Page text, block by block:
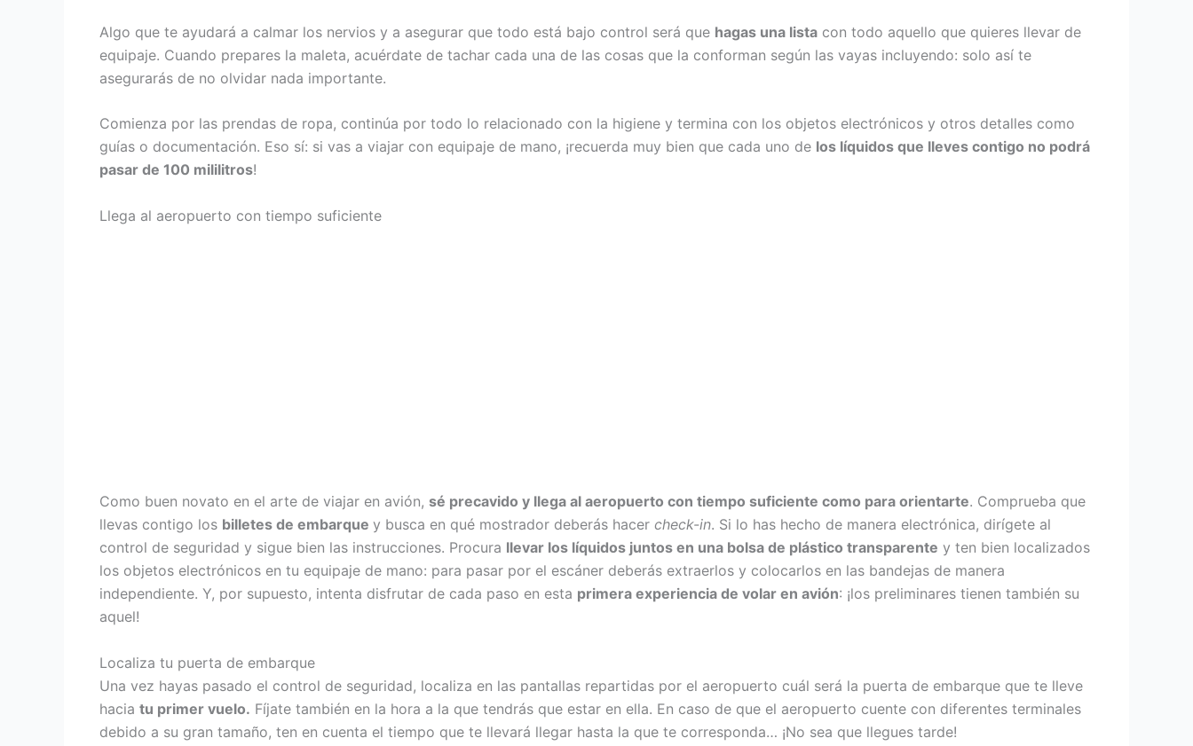
Algo que te ayudará a calmar los nervios y a asegurar que todo está bajo control será que hagas una lista con todo aquello que quieres llevar de
equipaje. Cuando prepares la maleta, acuérdate de tachar cada una de las cosas que la conforman según las vayas incluyendo: solo así te
asegurarás de no olvidar nada importante.
Comienza por las prendas de ropa, continúa por todo lo relacionado con la higiene y termina con los objetos electrónicos y otros detalles como
guías o documentación. Eso sí: si vas a viajar con equipaje de mano, ¡recuerda muy bien que cada uno de los líquidos que lleves contigo no podrá
pasar de 100 mililitros!
Llega al aeropuerto con tiempo suficiente
Como buen novato en el arte de viajar en avión, sé precavido y llega al aeropuerto con tiempo suficiente como para orientarte. Comprueba que
llevas contigo los billetes de embarque y busca en qué mostrador deberás hacer check-in. Si lo has hecho de manera electrónica, dirígete al
control de seguridad y sigue bien las instrucciones. Procura llevar los líquidos juntos en una bolsa de plástico transparente y ten bien localizados
los objetos electrónicos en tu equipaje de mano: para pasar por el escáner deberás extraerlos y colocarlos en las bandejas de manera
independiente. Y, por supuesto, intenta disfrutar de cada paso en esta primera experiencia de volar en avión: ¡los preliminares tienen también su
aquel!
Localiza tu puerta de embarque
Una vez hayas pasado el control de seguridad, localiza en las pantallas repartidas por el aeropuerto cuál será la puerta de embarque que te lleve
hacia tu primer vuelo. Fíjate también en la hora a la que tendrás que estar en ella. En caso de que el aeropuerto cuente con diferentes terminales
debido a su gran tamaño, ten en cuenta el tiempo que te llevará llegar hasta la que te corresponda… ¡No sea que llegues tarde!